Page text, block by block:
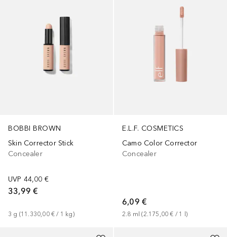
BOBBI BROWN
Skin Corrector Stick
Concealer
UVP 44,00 €
33,99 €
3 g (11.330,00 € / 1 kg)
E.L.F. COSMETICS
Camo Color Corrector
Concealer
6,09 €
2.8 ml (2.175,00 € / 1 l)
+ 7 +6